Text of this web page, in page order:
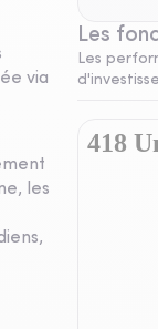
via
les
Les
Les